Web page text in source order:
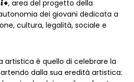
, area del progetto della
dei giovani dedicata a
cultura, legalità, sociale e
artistica è quello di celebrare la
dalla sua eredità artistica: